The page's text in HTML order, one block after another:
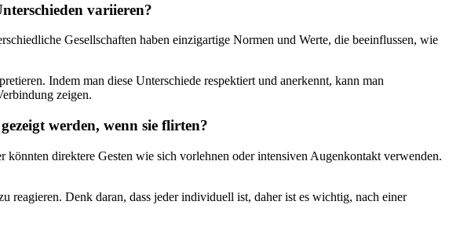
variieren?
Gesellschaften haben einzigartige Normen und Werte, die beeinflussen, wie
Indem man diese Unterschiede respektiert und anerkennt, kann man
zeigen.
werden, wenn sie flirten?
direktere Gesten wie sich vorlehnen oder intensiven Augenkontakt verwenden.
reagieren. Denk daran, dass jeder individuell ist, daher ist es wichtig, nach einer